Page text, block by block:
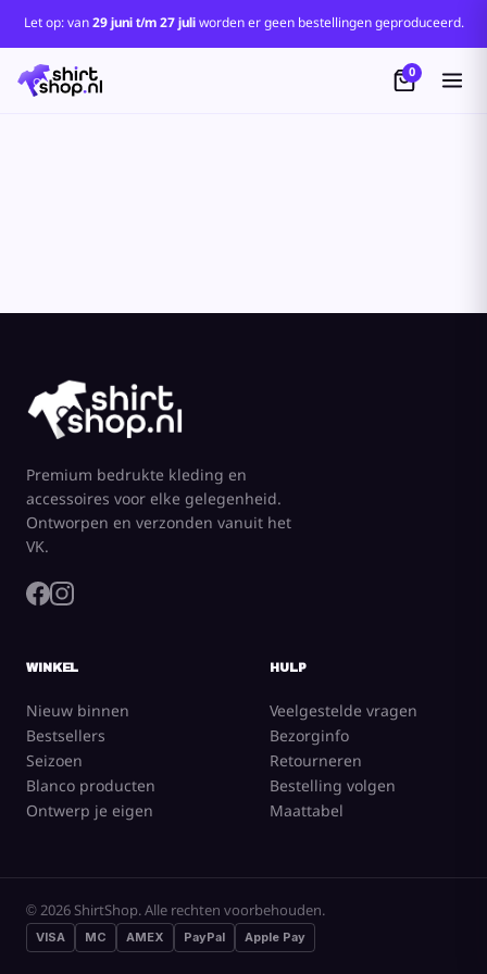
Let op: van29 juni t/m 27 juliworden er geen bestellingen geproduceerd.
0
Premium bedrukte kleding en
accessoires voor elke gelegenheid.
Ontworpen en verzonden vanuit het
VK.
WINKEL
Nieuw binnen
Bestsellers
Seizoen
Blanco producten
Ontwerp je eigen
HULP
Veelgestelde vragen
Bezorginfo
Retourneren
Bestelling volgen
Maattabel
© 2026 ShirtShop. Alle rechten voorbehouden.
VISA MC AMEX PayPal Apple Pay
Standaard
Price: Lowest First
Price: Highest First